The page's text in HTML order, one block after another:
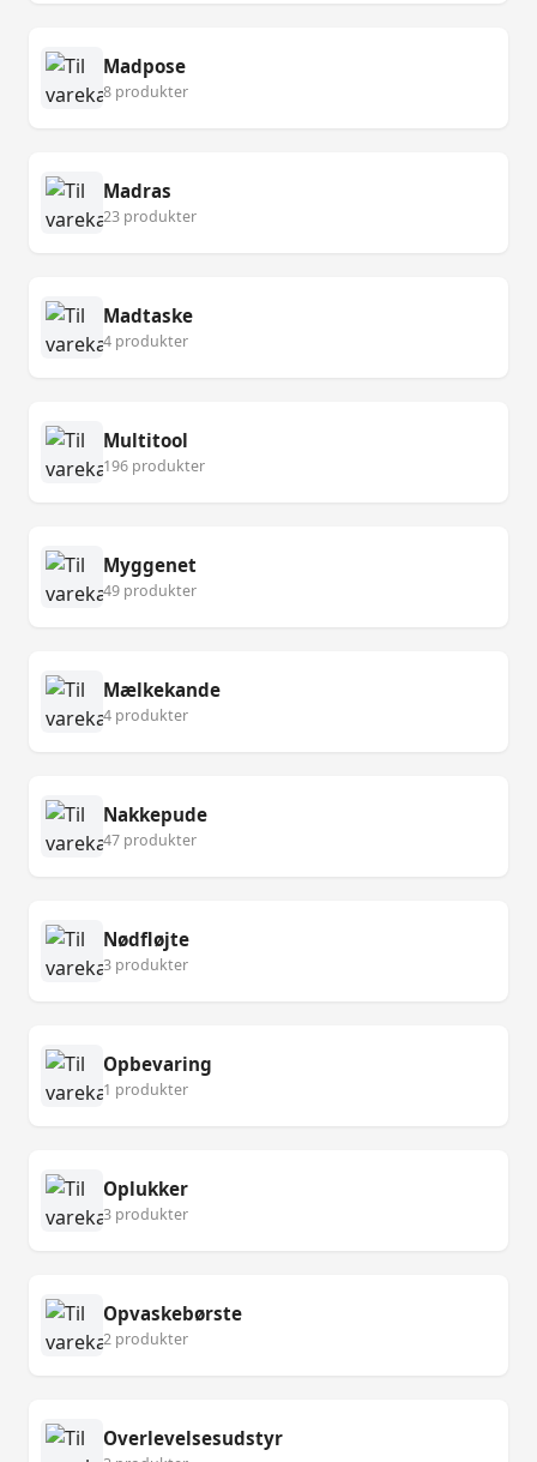
Madpose
8 produkter
Madras
23 produkter
Madtaske
4 produkter
Multitool
196 produkter
Myggenet
49 produkter
Mælkekande
4 produkter
Nakkepude
47 produkter
Nødfløjte
3 produkter
Opbevaring
1 produkter
Oplukker
3 produkter
Opvaskebørste
2 produkter
Overlevelsesudstyr